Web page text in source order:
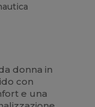
donna in
con
e una